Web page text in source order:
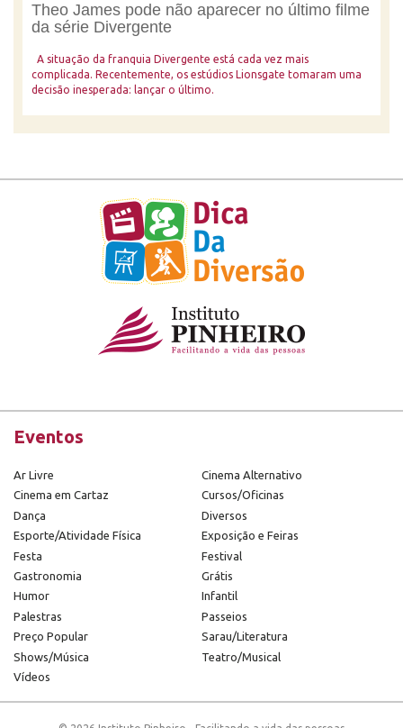
Theo James pode não aparecer no último filme
da série Divergente
A situação da franquia Divergente está cada vez mais
complicada. Recentemente, os estúdios Lionsgate tomaram uma
decisão inesperada: lançar o último.
Eventos
Ar Livre
Cinema Alternativo
Cinema em Cartaz
Cursos/Oficinas
Dança
Diversos
Esporte/Atividade Física
Exposição e Feiras
Festa
Festival
Gastronomia
Grátis
Humor
Infantil
Palestras
Passeios
Preço Popular
Sarau/Literatura
Shows/Música
Teatro/Musical
Vídeos